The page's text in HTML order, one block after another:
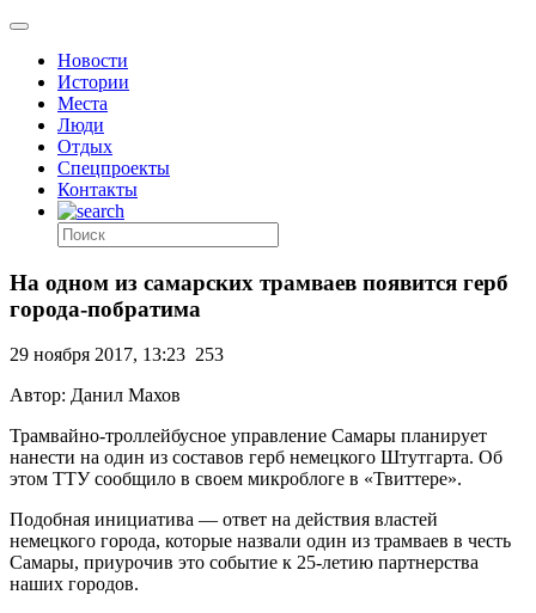
Новости
Истории
Места
Люди
Отдых
Спецпроекты
Контакты
На одном из самарских трамваев появится герб
города-побратима
29 ноября 2017, 13:23 253
Автор: Данил Махов
Трамвайно-троллейбусное управление Самары планирует
нанести на один из составов герб немецкого Штутгарта. Об
этом ТТУ сообщило в своем микроблоге в «Твиттере».
Подобная инициатива — ответ на действия властей
немецкого города, которые назвали один из трамваев в честь
Самары, приурочив это событие к 25-летию партнерства
наших городов.